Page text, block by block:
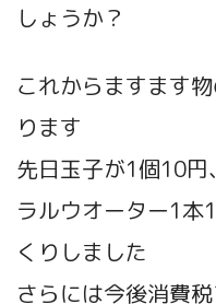
しょうか？
これからますます
ります
先日玉子が1個10
ラルウオーター1本
くりしました
さらには今後消費